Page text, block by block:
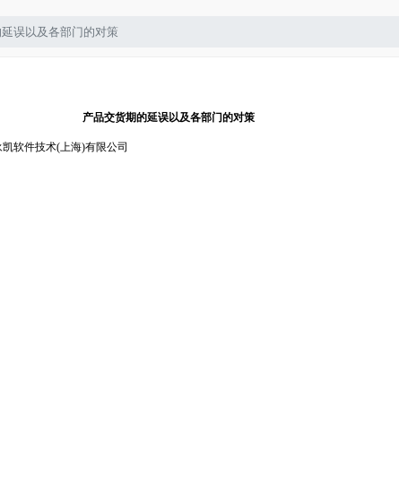
误以及各部门的对策
产品交货期的延误以及各部门的对策
件技术(上海)有限公司